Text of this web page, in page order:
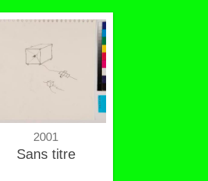
2001
Sans titre